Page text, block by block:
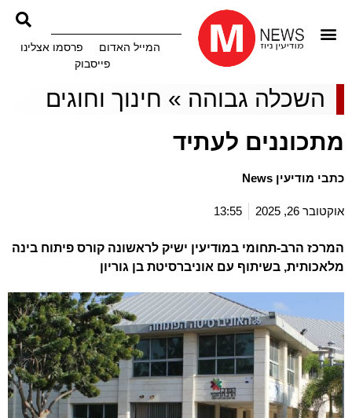
המייל האדום
פרסמו אצלינו
פייסבוק
השכלה גבוהה » חינוך וחוגים
מתכוננים לעתיד
כתבי מודיעין News
אוקטובר 26, 2025 13:55
המרכז הרב-תחומי במודיעין ישיק לראשונה קורס פיתוח בינה
מלאכותית, בשיתוף עם אוניברסיטת בן גוריון